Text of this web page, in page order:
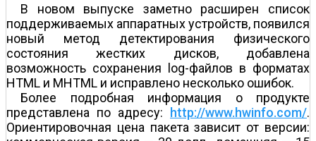
В новом выпуске заметно расширен список
поддерживаемых аппаратных устройств, появился
новый метод детектирования физического
состояния жестких дисков, добавлена
возможность сохранения log-файлов в форматах
HTML и MHTML и исправлено несколько ошибок.
Более подробная информация о продукте
представлена по адресу:
http://www.hwinfo.com/.
Ориентировочная цена пакета зависит от версии: